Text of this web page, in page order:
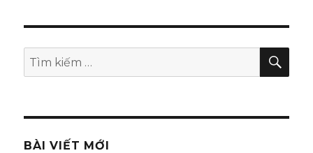
giá
Tìm
kiếm:
TÌM
BÀI VIẾT MỚI